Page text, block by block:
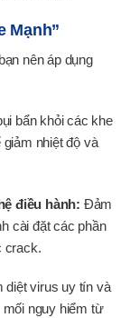
Mạnh”
nên áp dụng
bẩn khỏi các khe
nhiệt độ và
điều hành: Đảm
cài đặt các phần
crack.
diệt virus uy tín và
nguy hiểm từ